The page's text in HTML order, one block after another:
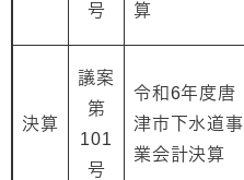
号
算
決算
議案
第
101
号
令和6年度唐
津市下水道事
業会計決算